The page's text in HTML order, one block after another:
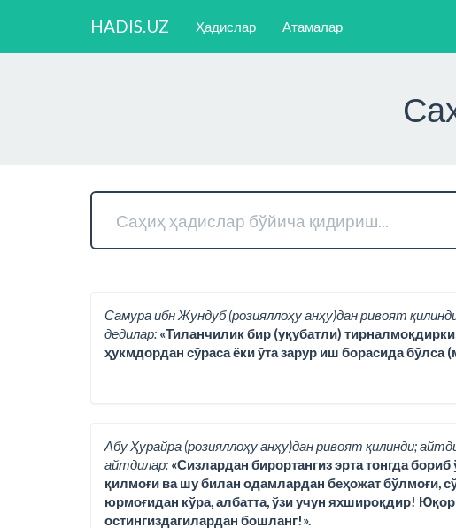
HADIS.UZ Ҳадислар Атамалар
Самура ибн Жундуб (розияллоҳу анҳу)дан ривоят
дедилар: «Тиланчилик бир (уқубатли)
ҳукмдордан сўраса ёки ўта зарур иш борасида бўлса
Абу Ҳурайра (розияллоҳу анҳу)дан ривоят қилинди;
айтдилар: «Сизлардан бирортангиз эрта тонгда
қилмоғи ва шу билан одамлардан беҳожат бўлмоғи,
юрмоғидан кўра, албатта, ўзи учун яхшироқдир!
остингиздагилардан бошланг!».